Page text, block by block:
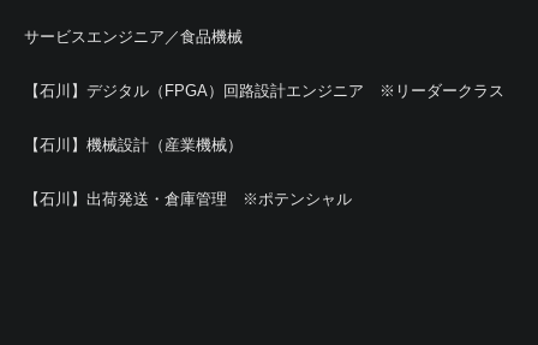
サービスエンジニア／食品機械
【石川】デジタル（FPGA）回路設計エンジニア ※リーダークラス
【石川】機械設計（産業機械）
【石川】出荷発送・倉庫管理 ※ポテンシャル